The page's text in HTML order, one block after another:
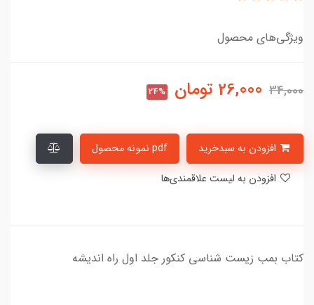
ویژگی‌های محصول
34,000
26,000 تومان 24%
pdf نمونه محصول
کتاب بمب زیست شناسی کنکور جلد اول راه اندیشه